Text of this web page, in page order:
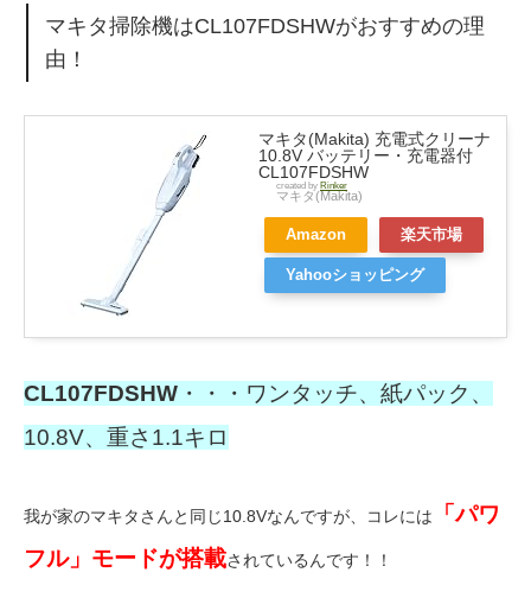
マキタ掃除機はCL107FDSHWがおすすめの理
由！
マキタ(Makita) 充電式クリーナ
10.8V バッテリー・充電器付
CL107FDSHW
created by Rinker
マキタ(Makita)
Amazon 楽天市場
Yahooショッピング
CL107FDSHW ・・・ワンタッチ、紙パック、
10.8V、重さ1.1キロ
我が家のマキタさんと同じ10.8Vなんですが、コレには
「パワ
フル」モードが搭載されているんです！！